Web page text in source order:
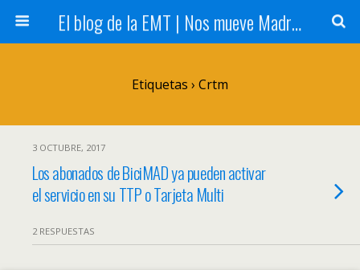
El blog de la EMT | Nos mueve Madrid
Etiquetas › Crtm
3 OCTUBRE, 2017
Los abonados de BiciMAD ya pueden activar
el servicio en su TTP o Tarjeta Multi
2 RESPUESTAS